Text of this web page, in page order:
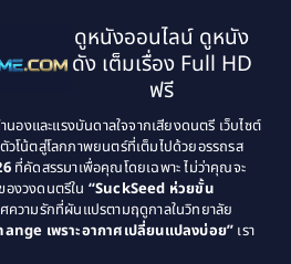
หนังคลาสสิก(25)
หนังคลาสสิก(134)
หนังคลาสสิก(21)
ตลก(515)
ตลก(46)
1994
1992
1988
1986
1984
1982
ดูหนังออนไลน์ ดูหนัง
ดัง เต็มเรื่อง Full HD
ฟรี
งและแรงบันดาลใจจากเสียงดนตรี เว็บไซต์
วโน้ตสู่โลกภาพยนตร์ที่เต็มไปด้วยอรรถรส
ที่คัดสรรมาเพื่อคุณโดยเฉพาะ ไม่ว่าคุณจะ
งวงดนตรีใน “SuckSeed ห่วยขั้น
วามรักที่ผันแปรตามฤดูกาลในวิทยาลัย
เพราะอากาศเปลี่ยนแปลงบ่อย” เรา